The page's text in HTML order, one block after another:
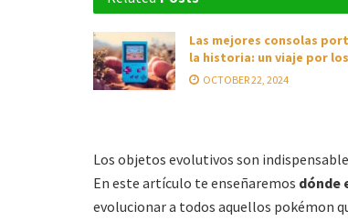
Las mejores consolas
la historia: un viaje por
OCTOBER 22, 2024
Los objetos evolutivos son
En este artículo te enseñaremos dónde
evolucionar a todos aquellos pokémon